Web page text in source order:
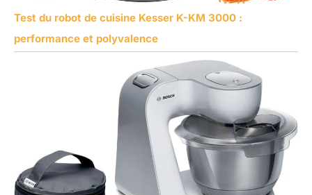
Test du robot de cuisine Kesser K-KM 3000 :
performance et polyvalence